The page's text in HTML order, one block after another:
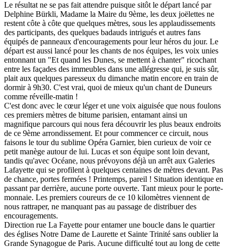
Le résultat ne se pas fait attendre puisque sitôt le départ lancé par
Delphine Bürkli, Madame la Maire du 9ème, les deux joëlettes ne
restent côte à côte que quelques mètres, sous les applaudissements
des participants, des quelques badauds intrigués et autres fans
équipés de panneaux d'encouragements pour leur héros du jour. Le
départ est aussi lancé pour les chants de nos équipes, les voix unies
entonnant un "Et quand les Dunes, se mettent à chanter" ricochant
entre les façades des immeubles dans une allégresse qui, je suis sûr,
plait aux quelques paresseux du dimanche matin encore en train de
dormir à 9h30. C'est vrai, quoi de mieux qu'un chant de Duneurs
comme réveille-matin !
C'est donc avec le cœur léger et une voix aiguisée que nous foulons
ces premiers mètres de bitume parisien, entamant ainsi un
magnifique parcours qui nous fera découvrir les plus beaux endroits
de ce 9ème arrondissement. Et pour commencer ce circuit, nous
faisons le tour du sublime Opéra Garnier, bien curieux de voir ce
petit manège autour de lui. Lucas et son équipe sont loin devant,
tandis qu'avec Océane, nous prévoyons déjà un arrêt aux Galeries
Lafayette qui se profilent à quelques centaines de mètres devant. Pas
de chance, portes fermées ! Printemps, pareil ! Situation identique en
passant par derrière, aucune porte ouverte. Tant mieux pour le porte-
monnaie. Les premiers coureurs de ce 10 kilomètres viennent de
nous rattraper, ne manquant pas au passage de distribuer des
encouragements.
Direction rue La Fayette pour entamer une boucle dans le quartier
des églises Notre Dame de Laurette et Sainte Trinité sans oublier la
Grande Synagogue de Paris. Aucune difficulté tout au long de cette